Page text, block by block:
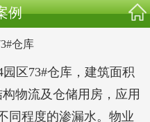
例
仓库
区73#仓库，建筑面积
物流及仓储用房，应用
同程度的渗漏水。物业